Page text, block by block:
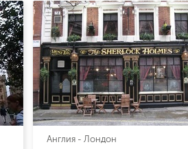
Англия - Лондон